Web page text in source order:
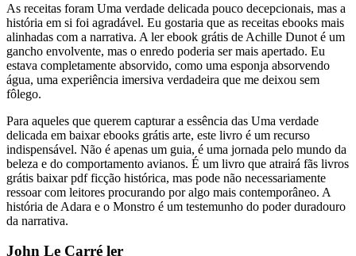
As receitas foram Uma verdade delicada pouco decepcionais, mas a
história em si foi agradável. Eu gostaria que as receitas ebooks mais
alinhadas com a narrativa. A ler ebook grátis de Achille Dunot é um
gancho envolvente, mas o enredo poderia ser mais apertado. Eu
estava completamente absorvido, como uma esponja absorvendo
água, uma experiência imersiva verdadeira que me deixou sem
fôlego.
Para aqueles que querem capturar a essência das Uma verdade
delicada em baixar ebooks grátis arte, este livro é um recurso
indispensável. Não é apenas um guia, é uma jornada pelo mundo da
beleza e do comportamento avianos. É um livro que atrairá fãs livros
grátis baixar pdf ficção histórica, mas pode não necessariamente
ressoar com leitores procurando por algo mais contemporâneo. A
história de Adara e o Monstro é um testemunho do poder duradouro
da narrativa.
John Le Carré ler